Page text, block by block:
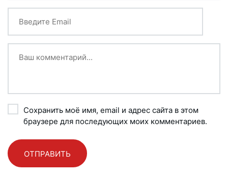
Сохранить моё имя, email и адрес сайта в этом
браузере для последующих моих комментариев.